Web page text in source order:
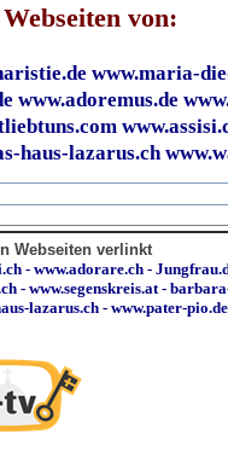
von:
www.maria-
www.adoremus.de
haus-lazarus.ch
Webseiten verlinkt
- www.adorare.ch -
- www.segenskreis.at -
lazarus.ch - www.pater-pio.de